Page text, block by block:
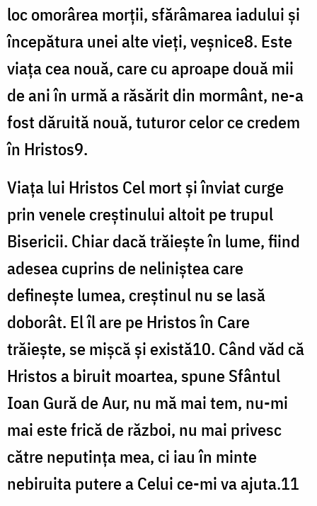
loc omorârea morții, sfărâmarea iadului și
începătura unei alte vieți, veșnice8. Este
viața cea nouă, care cu aproape două mii
de ani în urmă a răsărit din mormânt, ne-a
fost dăruită nouă, tuturor celor ce credem
în Hristos9.
Viața lui Hristos Cel mort și înviat curge
prin venele creștinului altoit pe trupul
Bisericii. Chiar dacă trăiește în lume, fiind
adesea cuprins de neliniștea care
definește lumea, creștinul nu se lasă
doborât. El îl are pe Hristos în Care
trăiește, se mișcă și există10. Când văd că
Hristos a biruit moartea, spune Sfântul
Ioan Gură de Aur, nu mă mai tem, nu-mi
mai este frică de război, nu mai privesc
către neputința mea, ci iau în minte
nebiruita putere a Celui ce-mi va ajuta.11